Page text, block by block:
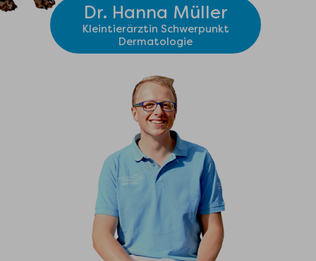
Dr. Hanna Müller
Kleintierärztin Schwerpunkt
Dermatologie